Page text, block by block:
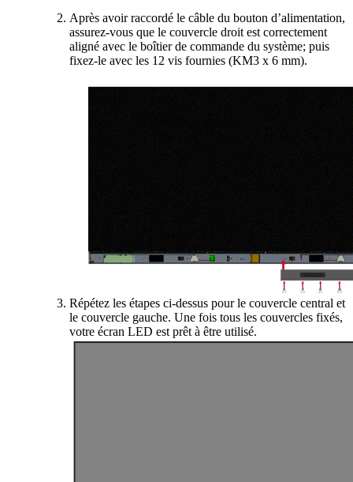
Après avoir raccordé le câble du bouton d’alimentation,
assurez-vous que le couvercle droit est correctement
aligné avec le boîtier de commande du système; puis
fixez-le avec les 12 vis fournies (KM3 x 6 mm).
Répétez les étapes ci-dessus pour le couvercle central et
le couvercle gauche. Une fois tous les couvercles fixés,
votre écran LED est prêt à être utilisé.